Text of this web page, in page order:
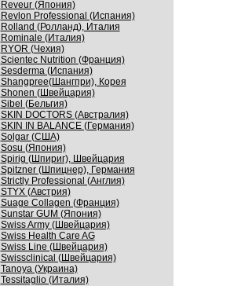
Reveur (Япония)
Revlon Professional (Испания)
Rolland (Ролланд), Италия
Rominale (Италия)
RYOR (Чехия)
Scientec Nutrition (Франция)
Sesderma (Испания)
Shangpree(Шангпри), Корея
Shonen (Швейцария)
Sibel (Бельгия)
SKIN DOCTORS (Австралия)
SKIN IN BALANCE (Германия)
Solgar (США)
Sosu (Япония)
Spirig (Шпириг), Швейцария
Spitzner (Шпицнер), Германия
Strictly Professional (Англия)
STYX (Австрия)
Suage Collagen (Франция)
Sunstar GUM (Япония)
Swiss Army (Швейцария)
Swiss Health Care AG
Swiss Line (Швейцария)
Swissсlinical (Швейцария)
Tanoya (Украина)
Tessitaglio (Италия)